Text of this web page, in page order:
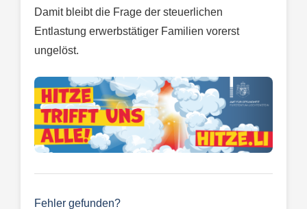
Damit bleibt die Frage der steuerlichen
Entlastung erwerbstätiger Familien vorerst
ungelöst.
Fehler gefunden?